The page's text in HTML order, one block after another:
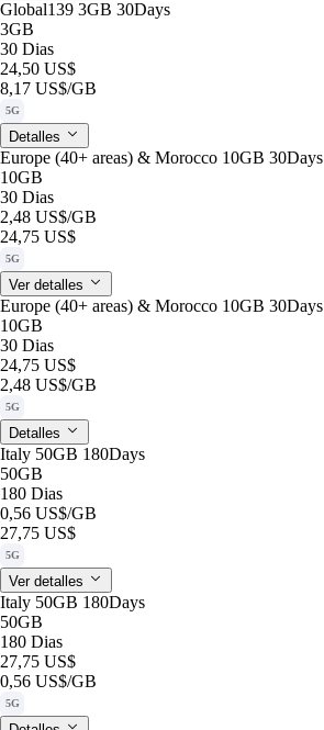
Global139 3GB 30Days
3GB
30 Dias
24,50 US$
8,17 US$/GB
5G
Detalles
Europe (40+ areas) & Morocco 10GB 30Days
10GB
30 Dias
2,48 US$/GB
24,75 US$
5G
Ver detalles
Europe (40+ areas) & Morocco 10GB 30Days
10GB
30 Dias
24,75 US$
2,48 US$/GB
5G
Detalles
Italy 50GB 180Days
50GB
180 Dias
0,56 US$/GB
27,75 US$
5G
Ver detalles
Italy 50GB 180Days
50GB
180 Dias
27,75 US$
0,56 US$/GB
5G